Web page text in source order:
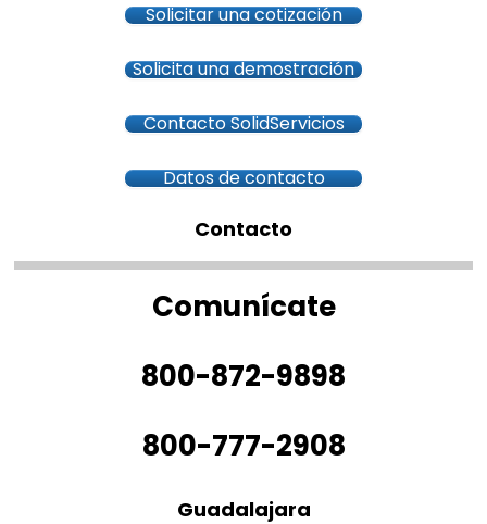
Solicitar una cotización
Solicita una demostración
Contacto SolidServicios
Datos de contacto
Contacto
Comunícate
800-872-9898
800-777-2908
Guadalajara